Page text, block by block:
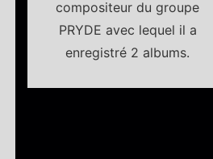
compositeur du groupe
PRYDE avec lequel il a
enregistré 2 albums.